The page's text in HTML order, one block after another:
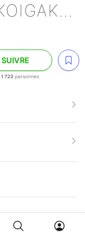
LOVE COACH KOIGAKUBO-KUN
SUIVRE
1 723 personnes